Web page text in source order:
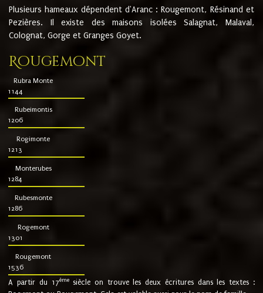
Plusieurs hameaux dépendent d'Aranc : Rougemont, Résinand et
Pezières. Il existe des maisons isolées Salagnat, Malaval,
Colognat, Gorge et Granges Goyet.
Rougemont
Rubra Monte
1144
Rubeimontis
1206
Rogimonte
1213
Monterubes
1284
Rubesmonte
1286
Rogemont
1301
Rougemont
1536
A partir du 17ème siècle on trouve les deux écritures dans les textes :